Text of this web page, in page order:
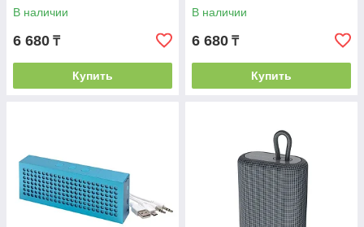
В наличии
6 680 ₸
Купить
В наличии
6 680 ₸
Купить